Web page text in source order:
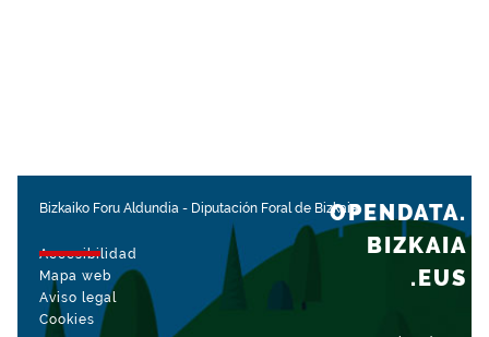
Bizkaiko Foru Aldundia - Diputación Foral de Bizkaia
Accesibilidad
Mapa web
Aviso legal
Cookies
OPENDATA.
BIZKAIA
.EUS